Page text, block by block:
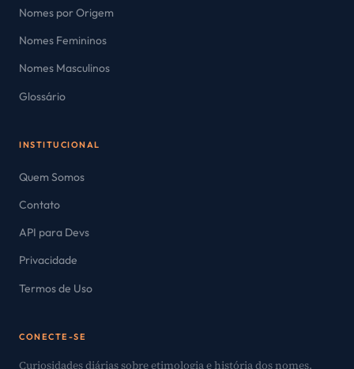
Nomes por Origem
Nomes Femininos
Nomes Masculinos
Glossário
INSTITUCIONAL
Quem Somos
Contato
API para Devs
Privacidade
Termos de Uso
CONECTE-SE
Curiosidades diárias sobre etimologia e história dos nomes.